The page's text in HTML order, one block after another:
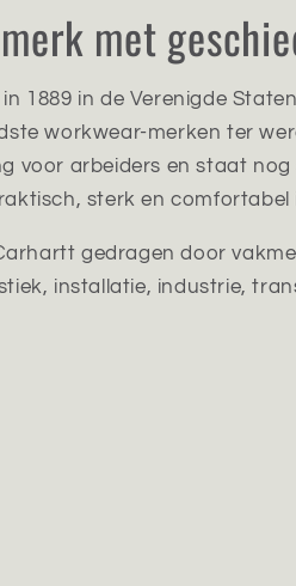
met
1889 in de Verenigde
workwear-merken ter
voor arbeiders en staat nog
sterk en comfortabel
gedragen door
installatie, industrie,